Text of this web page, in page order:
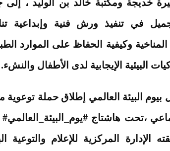
في تنفيذ ورش فنية وإبداعية
وكيفية الحفاظ على الموارد
البيئية الإيجابية لدى الأطفال والنشء.
البيئة العالمي إطلاق حملة توعوية
،تحت هاشتاج
الإدارة المركزية للإعلام والتوعية